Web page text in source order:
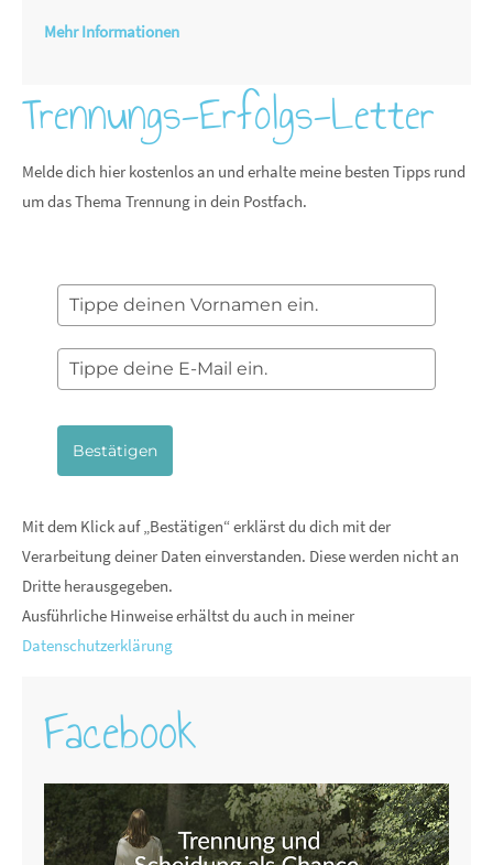
Mehr Informationen
Trennungs-Erfolgs-Letter
Melde dich hier kostenlos an und erhalte meine besten Tipps rund
um das Thema Trennung in dein Postfach.
Bestätigen
Mit dem Klick auf „Bestätigen“ erklärst du dich mit der
Verarbeitung deiner Daten einverstanden. Diese werden nicht an
Dritte herausgegeben.
Ausführliche Hinweise erhältst du auch in meiner
Datenschutzerklärung
Facebook